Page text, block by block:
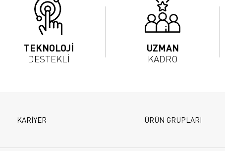
TEKNOLOJİ
DESTEKLİ
UZMAN
KADRO
KARİYER ÜRÜN GRUPLARI